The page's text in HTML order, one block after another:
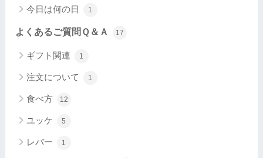
今日は何の日 1
よくあるご質問Ｑ＆Ａ 17
ギフト関連 1
注文について 1
食べ方 12
ユッケ 5
レバー 1